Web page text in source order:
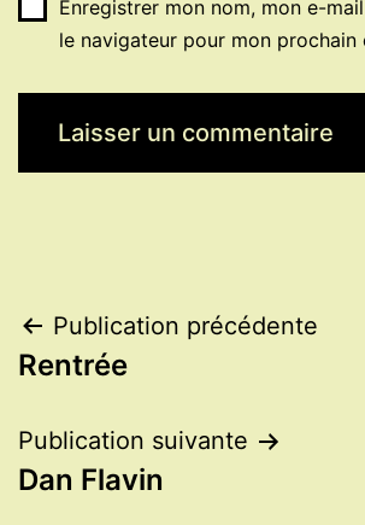
Enregistrer mon nom, mon e-
le navigateur pour mon prochain
Navigation
de
l’article
Publication précédente
Rentrée
Publication suivante
Dan Flavin